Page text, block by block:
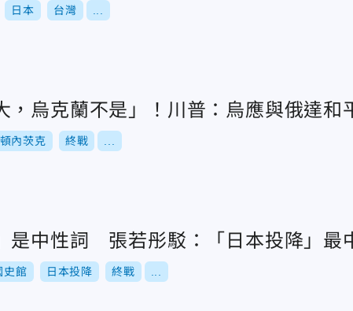
日本 台灣
，烏克蘭不是」！川普：烏應與俄達和
頓內茨克 終戰
是中性詞 張若彤駁：「日本投降」最
史館 日本投降 終戰